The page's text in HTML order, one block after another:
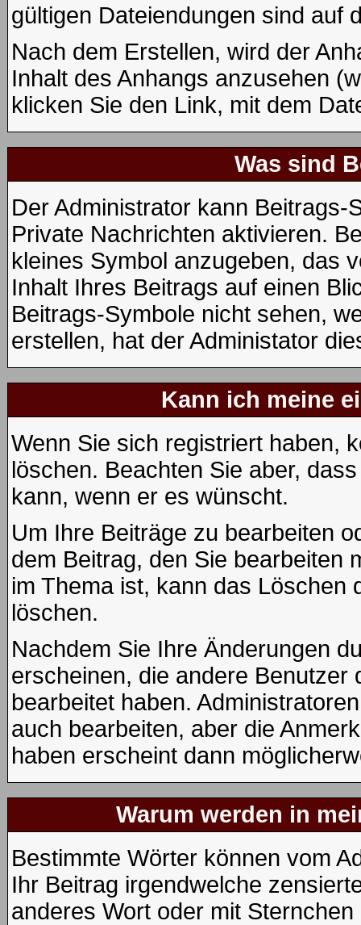
gültigen Dateiendungen sind auf
Nach dem Erstellen, wird der
Inhalt des Anhangs anzusehen
klicken Sie den Link, mit dem
Was sind
Der Administrator kann
Private Nachrichten aktivieren.
kleines Symbol anzugeben, das
Inhalt Ihres Beitrags auf einen
Beitrags-Symbole nicht sehen,
erstellen, hat der Administator
Kann ich meine
Wenn Sie sich registriert haben,
löschen. Beachten Sie aber,
kann, wenn er es wünscht.
Um Ihre Beiträge zu bearbeiten
dem Beitrag, den Sie bearbeiten
im Thema ist, kann das Löschen
löschen.
Nachdem Sie Ihre Änderungen
erscheinen, die andere Benutzer
bearbeitet haben.
auch bearbeiten, aber die
haben erscheint dann
Warum werden in
Bestimmte Wörter können vom
Ihr Beitrag irgendwelche
anderes Wort oder mit